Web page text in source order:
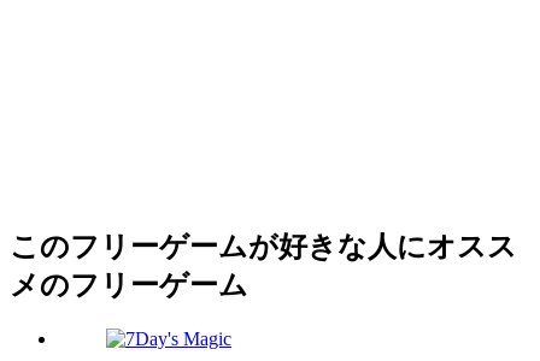
このフリーゲームが好きな人にオスス
メのフリーゲーム